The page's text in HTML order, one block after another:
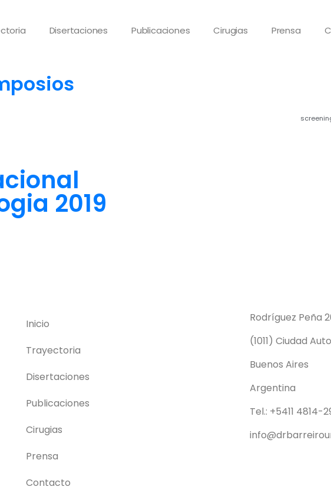
Disertaciones Publicaciones Cirugias Prensa
2019
Inicio
Trayectoria
Disertaciones
Publicaciones
Cirugias
Prensa
Contacto
Rodríguez Peña
(1011) Ciudad
Buenos Aires
Argentina
Tel.: +5411 4814-